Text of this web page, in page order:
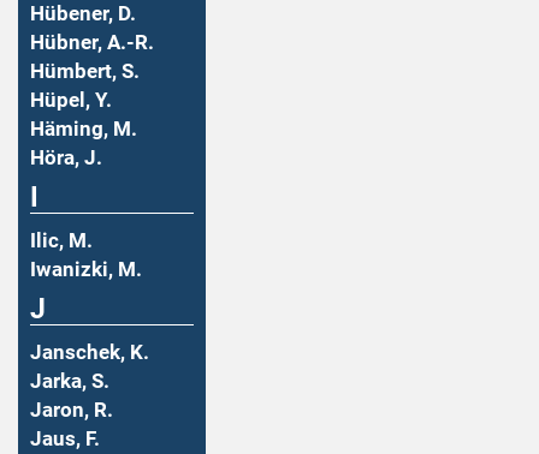
Hübener, D.
Hübner, A.-R.
Hümbert, S.
Hüpel, Y.
Häming, M.
Höra, J.
Ilic, M.
Iwanizki, M.
J
Janschek, K.
Jarka, S.
Jaron, R.
Jaus, F.